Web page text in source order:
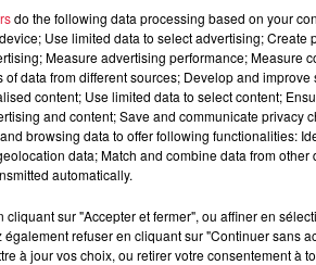
parcours de Cécile Sornin
de Cécile Sornin
do the following data processing based on your
Use limited data to select advertising;
Measure advertising performance; Measure
of data from different sources; Develop and
content; Use limited data to select content;
and content; Save and communicate privacy
browsing data to offer following functionalities:
data; Match and combine data from
automatically.
cliquant sur "Accepter et fermer", ou affiner en
également refuser en cliquant sur "Continuer sans
à jour vos choix, ou retirer votre consentement à